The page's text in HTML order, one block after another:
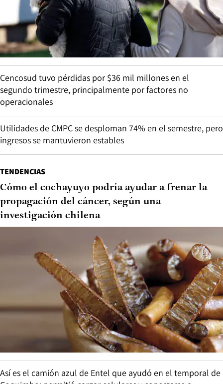
Cencosud tuvo pérdidas por $36 mil millones en el
segundo trimestre, principalmente por factores no
operacionales
Utilidades de CMPC se desploman 74% en el semestre, pero
ingresos se mantuvieron estables
TENDENCIAS
Cómo el cochayuyo podría ayudar a frenar la
propagación del cáncer, según una
investigación chilena
Así es el camión azul de Entel que ayudó en el temporal de